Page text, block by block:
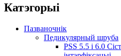
Катэгорыі
Пазваночнік
Педикулярный шруба
PSS 5.5 і 6.0